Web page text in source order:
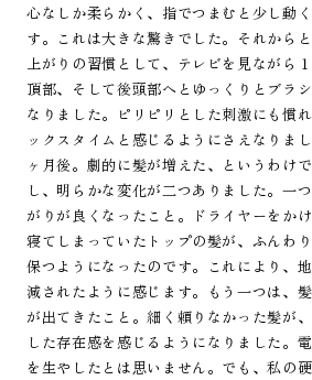
心なしか柔らかく、指でつまむと少し動
す。これは大きな驚きでした。それから
上がりの習慣として、テレビを見ながら
頂部、そして後頭部へとゆっくりとブラ
なりました。ピリピリとした刺激にも慣
ックスタイムと感じるようにさえなりま
ヶ月後。劇的に髪が増えた、というわけ
し、明らかな変化が二つありました。一
がりが良くなったこと。ドライヤーをか
寝てしまっていたトップの髪が、ふんわ
保つようになったのです。これにより、
減されたように感じます。もう一つは、
が出てきたこと。細く頼りなかった髪が
した存在感を感じるようになりました。
を生やしたとは思いません。でも、私の